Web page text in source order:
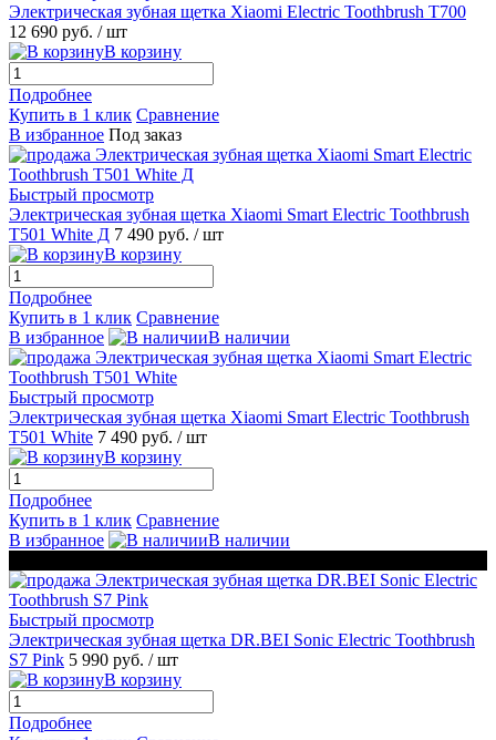
Электрическая зубная щетка Xiaomi Electric Toothbrush T700
12 690 руб. / шт
В корзину
Подробнее
Купить в 1 клик Сравнение
В избранное Под заказ
Быстрый просмотр
Электрическая зубная щетка Xiaomi Smart Electric Toothbrush
T501 White Д 7 490 руб. / шт
В корзину
Подробнее
Купить в 1 клик Сравнение
В избранное
В наличии
Быстрый просмотр
Электрическая зубная щетка Xiaomi Smart Electric Toothbrush
T501 White 7 490 руб. / шт
В корзину
Подробнее
Купить в 1 клик Сравнение
В избранное
В наличии
Быстрый просмотр
Электрическая зубная щетка DR.BEI Sonic Electric Toothbrush
S7 Pink 5 990 руб. / шт
В корзину
Подробнее